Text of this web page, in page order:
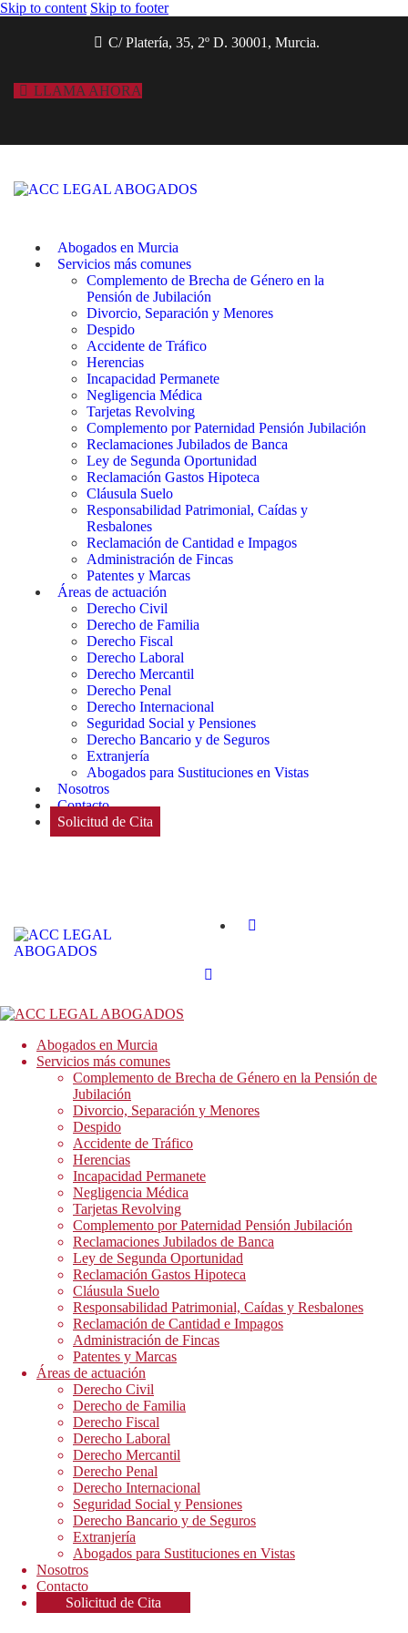
Skip to content Skip to footer
C/ Platería, 35, 2º D. 30001, Murcia.
LLAMA AHORA
Abogados en Murcia
Servicios más comunes
Complemento de Brecha de Género en la
Pensión de Jubilación
Divorcio, Separación y Menores
Despido
Accidente de Tráfico
Herencias
Incapacidad Permanete
Negligencia Médica
Tarjetas Revolving
Complemento por Paternidad Pensión Jubilación
Reclamaciones Jubilados de Banca
Ley de Segunda Oportunidad
Reclamación Gastos Hipoteca
Cláusula Suelo
Responsabilidad Patrimonial, Caídas y
Resbalones
Reclamación de Cantidad e Impagos
Administración de Fincas
Patentes y Marcas
Áreas de actuación
Derecho Civil
Derecho de Familia
Derecho Fiscal
Derecho Laboral
Derecho Mercantil
Derecho Penal
Derecho Internacional
Seguridad Social y Pensiones
Derecho Bancario y de Seguros
Extranjería
Abogados para Sustituciones en Vistas
Nosotros
Contacto
Solicitud de Cita
Abogados en Murcia
Servicios más comunes
Complemento de Brecha de Género en la Pensión de
Jubilación
Divorcio, Separación y Menores
Despido
Accidente de Tráfico
Herencias
Incapacidad Permanete
Negligencia Médica
Tarjetas Revolving
Complemento por Paternidad Pensión Jubilación
Reclamaciones Jubilados de Banca
Ley de Segunda Oportunidad
Reclamación Gastos Hipoteca
Cláusula Suelo
Responsabilidad Patrimonial, Caídas y Resbalones
Reclamación de Cantidad e Impagos
Administración de Fincas
Patentes y Marcas
Áreas de actuación
Derecho Civil
Derecho de Familia
Derecho Fiscal
Derecho Laboral
Derecho Mercantil
Derecho Penal
Derecho Internacional
Seguridad Social y Pensiones
Derecho Bancario y de Seguros
Extranjería
Abogados para Sustituciones en Vistas
Nosotros
Contacto
Solicitud de Cita